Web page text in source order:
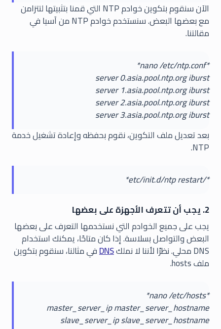
الآن سنقوم بتكوين خوادم NTP التي قمنا بتثبيتها لتتزامن
مع بعضها البعض. سنستخدم خوادم NTP من آسيا في
مقالتنا.
*nano /etc/ntp.conf*
server 0.asia.pool.ntp.org iburst
server 1.asia.pool.ntp.org iburst
server 2.asia.pool.ntp.org iburst
server 3.asia.pool.ntp.org iburst
بعد تعديل ملف التكوين، نقوم بحفظه وإعادة تشغيل خدمة
NTP.
*/etc/init.d/ntp restart*
2. يجب أن تتعرف الأجهزة على بعضها
يجب على جميع الخوادم التي نستخدمها التعرف على بعضها
البعض والتواصل بسلاسة. إذا كان متاحًا، يمكنك استخدام
DNS محلي. نظرًا لأننا لا نملك DNSفي مثالنا، سنقوم بتكوين
ملف hosts.
*nano /etc/hosts*
master_server_ip master_server_hostname
slave_server_ip slave_server_hostname